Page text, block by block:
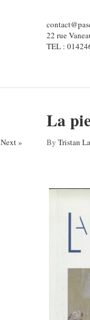
22 rue
TEL :
La
Next » By Tristan